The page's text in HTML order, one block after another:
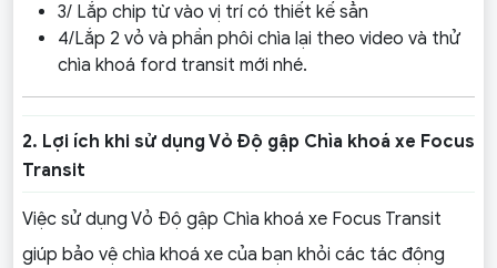
3/ Lắp chip từ vào vị trí có thiết kế sẳn
4/Lắp 2 vỏ và phần phôi chìa lại theo video và thử
chìa khoá ford transit mới nhé.
2. Lợi ích khi sử dụng Vỏ Độ gập Chìa khoá xe Focus
Transit
Việc sử dụng Vỏ Độ gập Chìa khoá xe Focus Transit
giúp bảo vệ chìa khoá xe của bạn khỏi các tác động